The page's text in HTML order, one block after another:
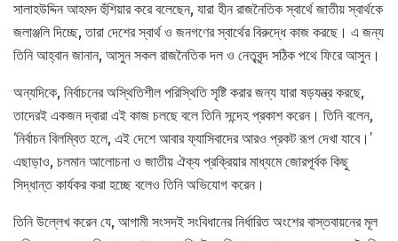
সালাহউদ্দিন আহমদ হুঁশিয়ার করে বলেছেন, যারা হীন রাজনৈতিক স্বার্থে জাতীয় স্বার্থকে
জলাঞ্জলি দিচ্ছে, তারা দেশের স্বার্থ ও জনগণের স্বার্থের বিরুদ্ধে কাজ করছে। এ জন্য
তিনি আহ্বান জানান, আসুন সকল রাজনৈতিক দল ও নেতৃবৃন্দ সঠিক পথে ফিরে আসুন।
অন্যদিকে, নির্বাচনের অস্থিতিশীল পরিস্থিতি সৃষ্টি করার জন্য যারা ষড়যন্ত্র করছে,
তাদেরই একজন দ্বারা এই কাজ চলছে বলে তিনি সন্দেহ প্রকাশ করেন। তিনি বলেন,
‘নির্বাচন বিলম্বিত হলে, এই দেশে আবার ফ্যাসিবাদের আরও প্রকট রূপ দেখা যাবে।’
এছাড়াও, চলমান আলোচনা ও জাতীয় ঐক্য প্রক্রিয়ার মাধ্যমে জোরপূর্বক কিছু
সিদ্ধান্ত কার্যকর করা হচ্ছে বলেও তিনি অভিযোগ করেন।
তিনি উল্লেখ করেন যে, আগামী সংসদই সংবিধানের নির্ধারিত অংশের বাস্তবায়নের মূল